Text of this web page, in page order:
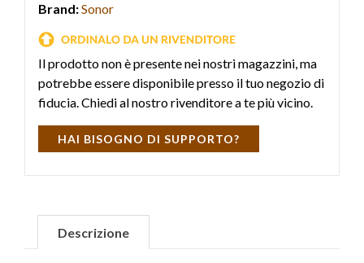
Brand:Sonor
Il prodotto non è presente nei nostri magazzini, ma
potrebbe essere disponibile presso il tuo negozio di
fiducia. Chiedi al nostro rivenditore a te più vicino.
HAI BISOGNO DI SUPPORTO?
Descrizione